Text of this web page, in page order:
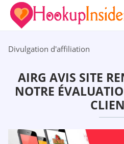
Divulgation d'affiliation
AIRG AVIS SITE
NOTRE